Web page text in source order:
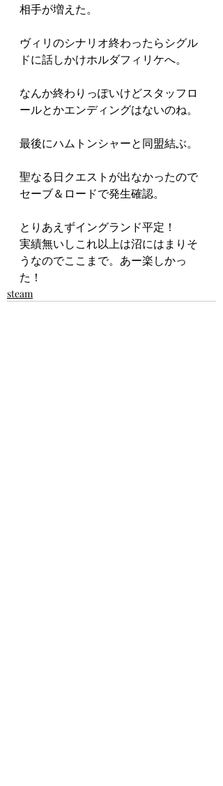
相手が増えた。
ヴィリのシナリオ終わったらシグル
ドに話しかけホルダフィリケへ。
なんか終わりっぽいけどスタッフロ
ールとかエンディングはないのね。
最後にハムトンシャーと同盟結ぶ。
聖なる日クエストが出なかったので
セーブ＆ロードで発生確認。
とりあえずイングランド平定！
実績無いしこれ以上は沼にはまりそ
うなのでここまで。あー楽しかっ
た！
steam